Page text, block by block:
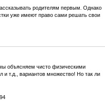
родителям первым. Однако
уже имеют право сами решать свои
объясняем чисто физическими
и т.д., вариантов множество! Но так ли